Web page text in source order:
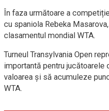
În faza următoare a
cu spaniola Rebeka
clasamentul mondial WTA.
Turneul Transylvania Open
importantă pentru
valoarea și să acumuleze
WTA.